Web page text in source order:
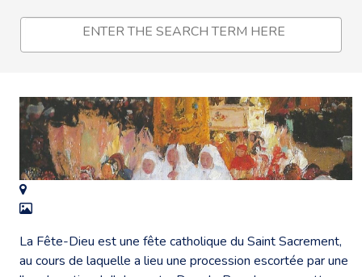
La Fête-Dieu est une fête catholique du Saint Sacrement,
au cours de laquelle a lieu une procession escortée par une